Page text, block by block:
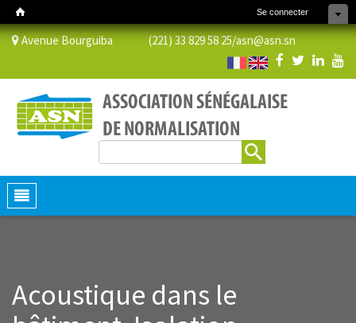
Se connecter
Avenue Bourguiba (221) 33 829 58 25/asn@asn.sn
Formulaire de recherche
Toggle
navigation
Acoustique dans le